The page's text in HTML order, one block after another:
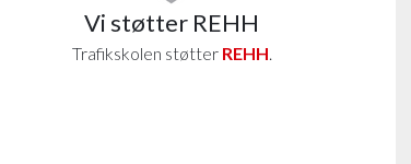
Vi støtter REHH
Trafikskolen støtter REHH.